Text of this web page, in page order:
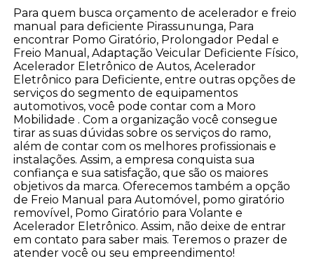
Para quem busca orçamento de acelerador e freio
manual para deficiente Pirassununga, Para
encontrar Pomo Giratório, Prolongador Pedal e
Freio Manual, Adaptação Veicular Deficiente Físico,
Acelerador Eletrônico de Autos, Acelerador
Eletrônico para Deficiente, entre outras opções de
serviços do segmento de equipamentos
automotivos, você pode contar com a Moro
Mobilidade . Com a organização você consegue
tirar as suas dúvidas sobre os serviços do ramo,
além de contar com os melhores profissionais e
instalações. Assim, a empresa conquista sua
confiança e sua satisfação, que são os maiores
objetivos da marca. Oferecemos também a opção
de Freio Manual para Automóvel, pomo giratório
removível, Pomo Giratório para Volante e
Acelerador Eletrônico. Assim, não deixe de entrar
em contato para saber mais. Teremos o prazer de
atender você ou seu empreendimento!